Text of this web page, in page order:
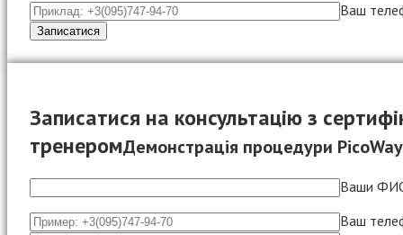
Ваш
Записатися на консультацію з
тренеромДемонстрація процедури PicoWay
Ваши
Ваш